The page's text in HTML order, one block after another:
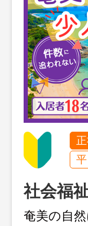
社会福
奄美の自